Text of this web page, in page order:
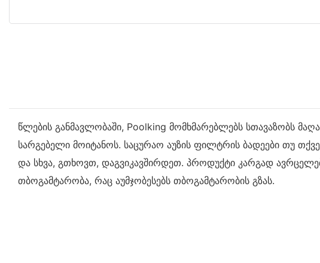
წლების განმავლობაში, Poolking მომხმარებლებს სთავაზობს
სარგებელი მოიტანოს. საცურაო აუზის ფილტრის ბადეები თუ
და სხვა, გთხოვთ, დაგვიკავშირდეთ. პროდუქტი კარგად
თბოგამტარობა, რაც აუმჯობესებს თბოგამტარობის გზას.